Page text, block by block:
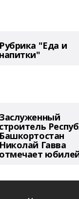
Рубрика "Еда и
напитки"
Заслуженный
строитель
Башкортостан
Николай Гавва
отмечает